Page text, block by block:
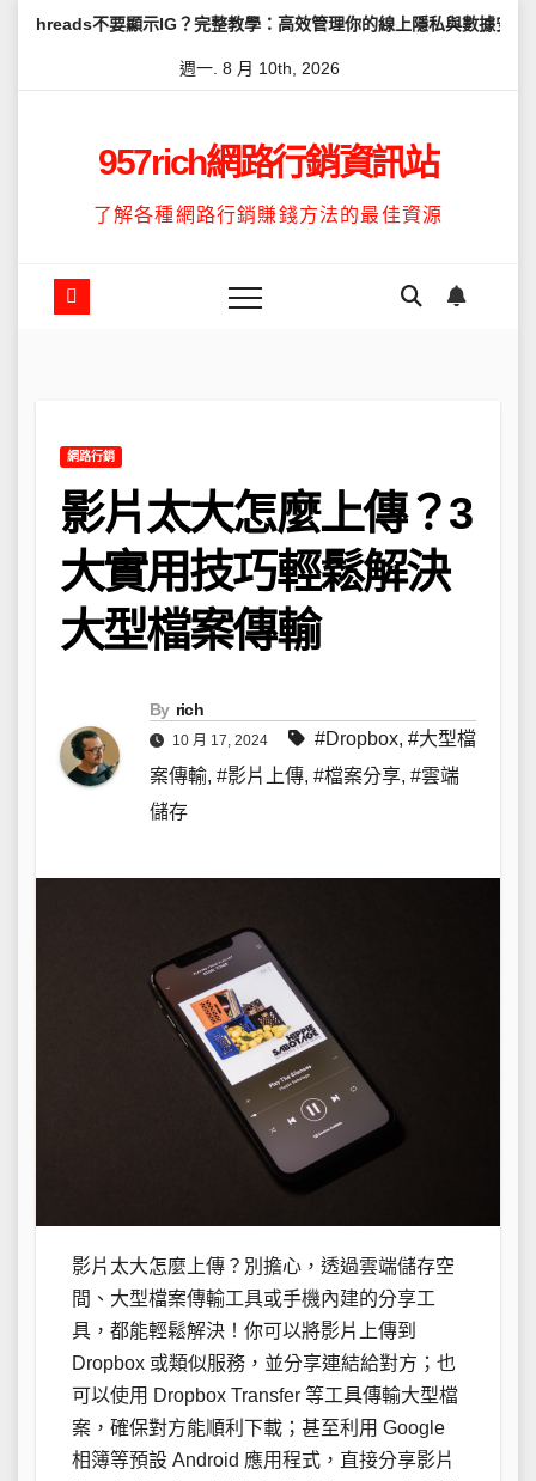
示IG？完整教學：高效管理你的線上隱私與數據安全 怎麼讓
週一. 8 月 10th, 2026
957rich網路行銷資訊站
了解各種網路行銷賺錢方法的最佳資源
網路行銷
影片太大怎麼上傳？3
大實用技巧輕鬆解決
大型檔案傳輸
By rich
10 月 17, 2024 #Dropbox, #大型檔
案傳輸, #影片上傳, #檔案分享, #雲端
儲存
影片太大怎麼上傳？別擔心，透過雲端儲存空
間、大型檔案傳輸工具或手機內建的分享工
具，都能輕鬆解決！你可以將影片上傳到
Dropbox 或類似服務，並分享連結給對方；也
可以使用 Dropbox Transfer 等工具傳輸大型檔
案，確保對方能順利下載；甚至利用 Google
相簿等預設 Android 應用程式，直接分享影片